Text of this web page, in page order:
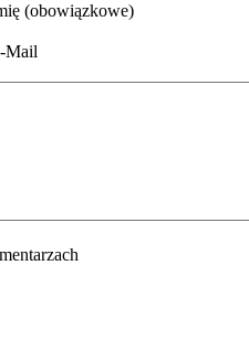
(obowiązkowe)
Mail